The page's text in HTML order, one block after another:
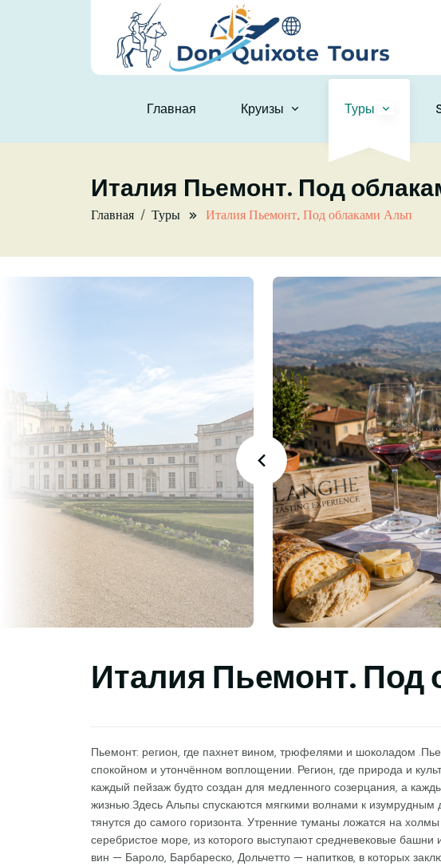
Главная Круизы Туры
Италия Пьемонт. Под
Главная Туры Италия Пьемонт. Под облаками Альп
Италия Пьемонт. Под
Пьемонт: регион, где пахнет вином, трюфелями и шоколадом
спокойном и утончённом воплощении. Регион, где природа и
каждый пейзаж будто создан для медленного созерцания, а
жизнью.Здесь Альпы спускаются мягкими волнами к
тянутся до самого горизонта. Утренние туманы ложатся на
серебристое море, из которого выступают средневековые
вин — Бароло, Барбареско, Дольчетто — напитков, в которых